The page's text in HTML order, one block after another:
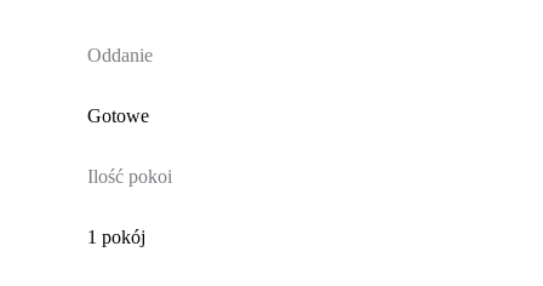
Oddanie
Gotowe
Ilość pokoi
1 pokój